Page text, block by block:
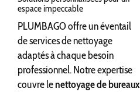
espace impeccable
PLUMBAGO offre un éventail
de services de nettoyage
adaptés à chaque besoin
professionnel. Notre expertise
couvre lenettoyage de bureaux